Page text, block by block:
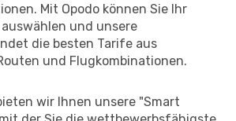
Mit Opodo können Sie Ihr
und unsere
die besten Tarife aus
und Flugkombinationen.
wir Ihnen unsere "Smart